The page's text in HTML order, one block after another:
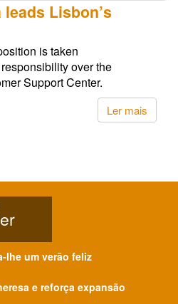
Lisbon’s
is taken
over the
Support Center.
Ler mais
lhe um verão feliz
e reforça expansão